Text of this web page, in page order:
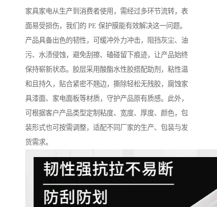
家具家电从生产到消费者使用，需经过多环节流转，表
面易受损伤，我们的 PE 保护膜能有效解决这一问题。
产品具备出色的韧性，可缓冲外力冲击，阻挡灰尘、油
污、水渍侵蚀，避免刮擦、磕碰留下痕迹，让产品始终
保持崭新状态。胶层采用酸酯水性胶搭配助剂，粘性温
和且持久，贴合紧密不翘边，撕除轻松无残胶，腐蚀家
具漆面、家电面板等材质，守护产品原有质感。此外，
可根据客户产品类型定制粘度、宽度、厚度、颜色，包
装形式也可按需调整，适配不同厂家的生产、包装与发
货需求。